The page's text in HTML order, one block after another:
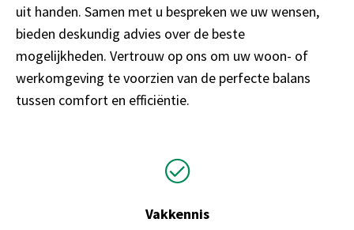
uit handen. Samen met u bespreken we uw wensen,
bieden deskundig advies over de beste
mogelijkheden. Vertrouw op ons om uw woon- of
werkomgeving te voorzien van de perfecte balans
tussen comfort en efficiëntie.
Vakkennis